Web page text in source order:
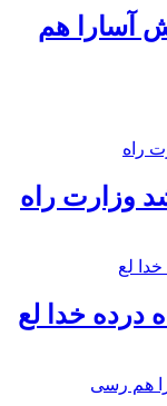
آسارا هم
وزارت راه
درده خدا لع